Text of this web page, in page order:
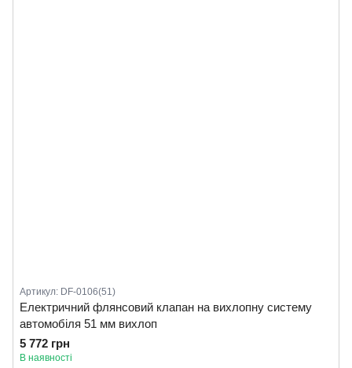
Артикул: DF-0106(51)
Електричний флянсовий клапан на вихлопну систему
автомобіля 51 мм вихлоп
5 772 грн
В наявності